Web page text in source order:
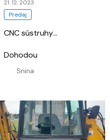
Predaj
21. 12. 2023
CNC sústruhy…
Snina
Dohodou